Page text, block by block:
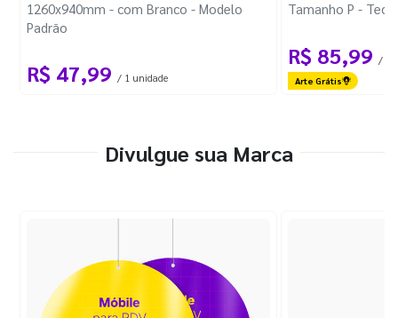
1260x940mm - com Branco - Modelo
Padrão
R$ 47,99 / 1 unidade
Tamanho P -
R$ 85,99 / 1
Arte Grátis
Divulgue sua Marca